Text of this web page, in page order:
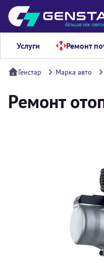
Услуги Ремонт
Генстар Марка авто
Ремонт